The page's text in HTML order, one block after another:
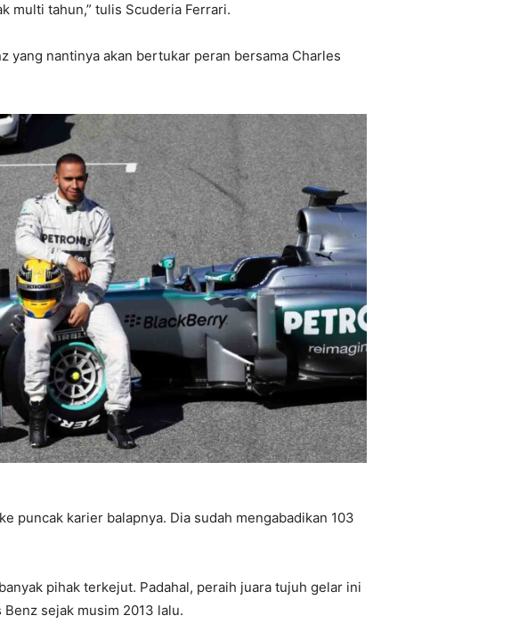
multi tahun,” tulis Scuderia Ferrari.
yang nantinya akan bertukar peran bersama Charles
puncak karier balapnya. Dia sudah mengabadikan 103
pihak terkejut. Padahal, peraih juara tujuh gelar ini
sejak musim 2013 lalu.